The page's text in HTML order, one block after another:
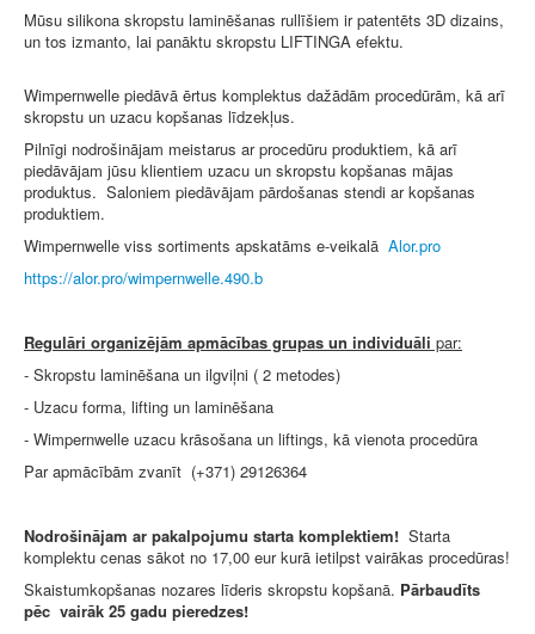
Mūsu silikona skropstu laminēšanas rullīšiem ir patentēts 3D dizains,
un tos izmanto, lai panāktu skropstu LIFTINGA efektu.
Wimpernwelle piedāvā ērtus komplektus dažādām procedūrām, kā arī
skropstu un uzacu kopšanas līdzekļus.
Pilnīgi nodrošinājam meistarus ar procedūru produktiem, kā arī
piedāvājam jūsu klientiem uzacu un skropstu kopšanas mājas
produktus. Saloniem piedāvājam pārdošanas stendi ar kopšanas
produktiem.
Wimpernwelle viss sortiments apskatāms e-veikalā Alor.pro
https://alor.pro/wimpernwelle.490.b
Regulāri organizējām apmācības grupas un individuāli par:
- Skropstu laminēšana un ilgviļni ( 2 metodes)
- Uzacu forma, lifting un laminēšana
- Wimpernwelle uzacu krāsošana un liftings, kā vienota procedūra
Par apmācībām zvanīt (+371) 29126364
Nodrošinājam ar pakalpojumu starta komplektiem! Starta
komplektu cenas sākot no 17,00 eur kurā ietilpst vairākas procedūras!
Skaistumkopšanas nozares līderis skropstu kopšanā. Pārbaudīts
pēc vairāk 25 gadu pieredzes!